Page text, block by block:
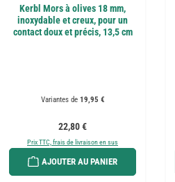
Kerbl Mors à olives 18 mm,
inoxydable et creux, pour un
contact doux et précis, 13,5 cm
Variantes de19,95 €
Prix régulier :
22,80 €
Prix TTC, frais de livraison en sus
AJOUTER AU PANIER